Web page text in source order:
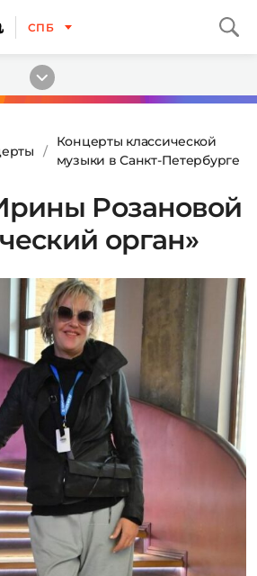
СПБ
Концерты классической
музыки в Санкт-Петербурге
Розановой
орган»